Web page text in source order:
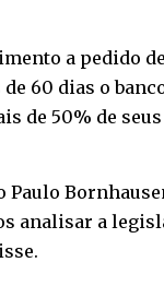
a pedido
60 dias o
de 50% de
analisar a